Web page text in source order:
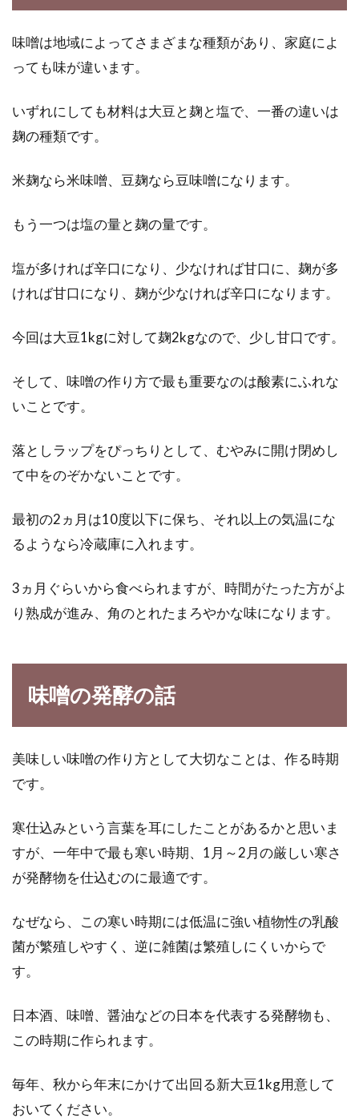
れているかご存知ですか。無洗米が日常化した
現代では...
みの薄い食材なのではないでしょうか。炊き方
を使って四合炊いてみよう！
健康に良い玄米はご家庭でも炊けます。普通の
が圧力鍋でもちもちご飯に
圧力鍋を利用しない方法もたくさん紹介されて
います。...
なの！？パンの栄養とは？
幼児食に移行する時期です。食べられるもの
BBQでもがっつり食べたい！焼きお
にぎりを味噌や醤油味で
BBQと言えば、お肉や野菜を鉄板で焼いて、ビ
好きな...
最近は発酵食が美容と健康に良い効果を与える
味噌は地域によってさまざまな種類があり、家庭によ
っても味が違います。
いずれにしても材料は大豆と麹と塩で、一番の違いは
麹の種類です。
米麹なら米味噌、豆麹なら豆味噌になります。
もう一つは塩の量と麹の量です。
塩が多ければ辛口になり、少なければ甘口に、麹が多
ければ甘口になり、麹が少なければ辛口になります。
今回は大豆1kgに対して麹2kgなので、少し甘口です。
そして、味噌の作り方で最も重要なのは酸素にふれな
いことです。
落としラップをぴっちりとして、むやみに開け閉めし
て中をのぞかないことです。
最初の2ヵ月は10度以下に保ち、それ以上の気温にな
るようなら冷蔵庫に入れます。
3ヵ月ぐらいから食べられますが、時間がたった方がよ
り熟成が進み、角のとれたまろやかな味になります。
味噌の発酵の話
美味しい味噌の作り方として大切なことは、作る時期
です。
寒仕込みという言葉を耳にしたことがあるかと思いま
すが、一年中で最も寒い時期、1月～2月の厳しい寒さ
が発酵物を仕込むのに最適です。
なぜなら、この寒い時期には低温に強い植物性の乳酸
菌が繁殖しやすく、逆に雑菌は繁殖しにくいからで
す。
日本酒、味噌、醤油などの日本を代表する発酵物も、
この時期に作られます。
毎年、秋から年末にかけて出回る新大豆1kg用意して
おいてください。